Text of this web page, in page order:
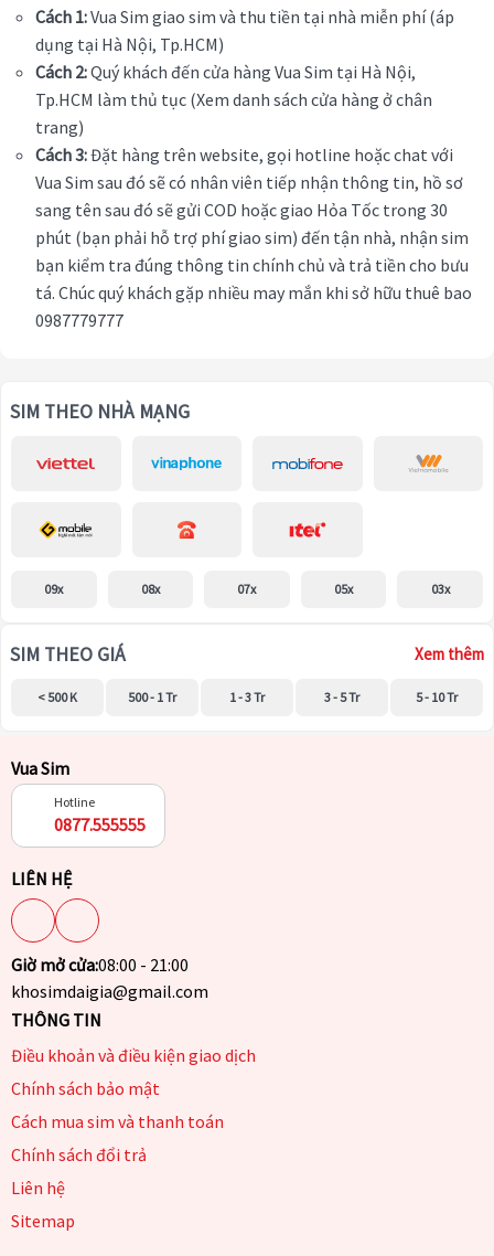
Cách 1:Vua Sim giao sim và thu tiền tại nhà miễn phí (áp
dụng tại Hà Nội, Tp.HCM)
Cách 2:Quý khách đến cửa hàng Vua Sim tại Hà Nội,
Tp.HCM làm thủ tục (Xem danh sách cửa hàng ở chân
trang)
Cách 3:Đặt hàng trên website, gọi hotline hoặc chat với
Vua Sim sau đó sẽ có nhân viên tiếp nhận thông tin, hồ sơ
sang tên sau đó sẽ gửi COD hoặc giao Hỏa Tốc trong 30
phút (bạn phải hỗ trợ phí giao sim) đến tận nhà, nhận sim
bạn kiểm tra đúng thông tin chính chủ và trả tiền cho bưu
tá. Chúc quý khách gặp nhiều may mắn khi sở hữu thuê bao
0987779777
SIM THEO NHÀ MẠNG
09x 08x 07x 05x 03x
SIM THEO GIÁ Xem thêm
< 500 K 500 - 1 Tr 1 - 3 Tr 3 - 5 Tr 5 - 10 Tr
Vua Sim
Hotline
0877.555555
LIÊN HỆ
Giờ mở cửa:08:00 - 21:00
khosimdaigia@gmail.com
THÔNG TIN
Điều khoản và điều kiện giao dịch
Chính sách bảo mật
Cách mua sim và thanh toán
Chính sách đổi trả
Liên hệ
Sitemap